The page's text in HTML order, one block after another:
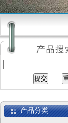
江苏润仪仪表有限公司
产品分类